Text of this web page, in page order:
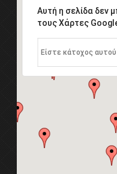
ΤΟ ΣΥΜΠΟΣΙΟ
1ο Διεθνές
2ο Διεθνές
3ο Διεθνές
Αυτή η σελίδα δεν
τους Χάρτες
Είστε κάτοχος